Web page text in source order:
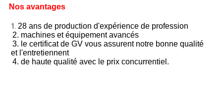
Nos avantages
1. 28 ans de production d'expérience de profession
2. machines et équipement avancés
3. le certificat de GV vous assurent notre bonne qualité
et l'entretiennent
4. de haute qualité avec le prix concurrentiel.